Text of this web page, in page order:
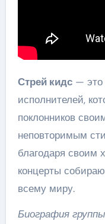
Стрей кидс— это
исполнителей,
поклонников
неповторимым
благодаря своим
концерты
всему миру.
Биография группы